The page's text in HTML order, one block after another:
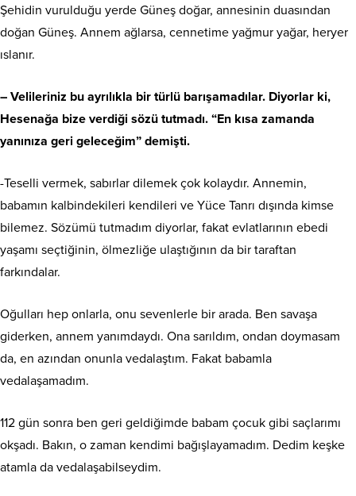
Şehidin vurulduğu yerde Güneş doğar, annesinin duasından
doğan Güneş. Annem ağlarsa, cennetime yağmur yağar, heryer
ıslanır.
– Velileriniz bu ayrılıkla bir türlü barışamadılar. Diyorlar ki,
Hesenağa bize verdiği sözü tutmadı. “En kısa zamanda
yanınıza geri geleceğim” demişti.
-Teselli vermek, sabırlar dilemek çok kolaydır. Annemin,
babamın kalbindekileri kendileri ve Yüce Tanrı dışında kimse
bilemez. Sözümü tutmadım diyorlar, fakat evlatlarının ebedi
yaşamı seçtiğinin, ölmezliğe ulaştığının da bir taraftan
farkındalar.
Oğulları hep onlarla, onu sevenlerle bir arada. Ben savaşa
giderken, annem yanımdaydı. Ona sarıldım, ondan doymasam
da, en azından onunla vedalaştım. Fakat babamla
vedalaşamadım.
112 gün sonra ben geri geldiğimde babam çocuk gibi saçlarımı
okşadı. Bakın, o zaman kendimi bağışlayamadım. Dedim keşke
atamla da vedalaşabilseydim.